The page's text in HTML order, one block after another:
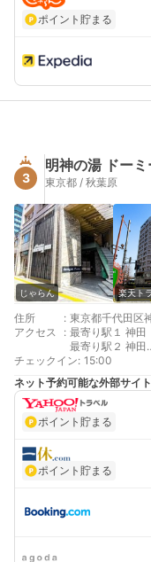
ポイント貯まる
3
明神の湯 ドー
東京都 / 秋葉原
じゃらん 楽天ト
住所 : 東京都千代田区
アクセス
: 最寄り駅１ 神田
最寄り駅２ 神田
最寄り駅３ 秋葉原
補足 車／※立体
数に限りがござ
限がございます
長
越しのお客様は
チェックイン: 15:00
ネット予約可能な外部サイ
ポイント貯まる
ポイント貯まる